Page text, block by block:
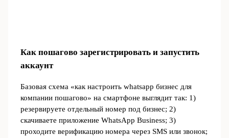
Как пошагово зарегистрировать и запустить
аккаунт
Базовая схема «как настроить whatsapp бизнес для
компании пошагово» на смартфоне выглядит так: 1)
резервируете отдельный номер под бизнес; 2)
скачиваете приложение WhatsApp Business; 3)
проходите верификацию номера через SMS или звонок;